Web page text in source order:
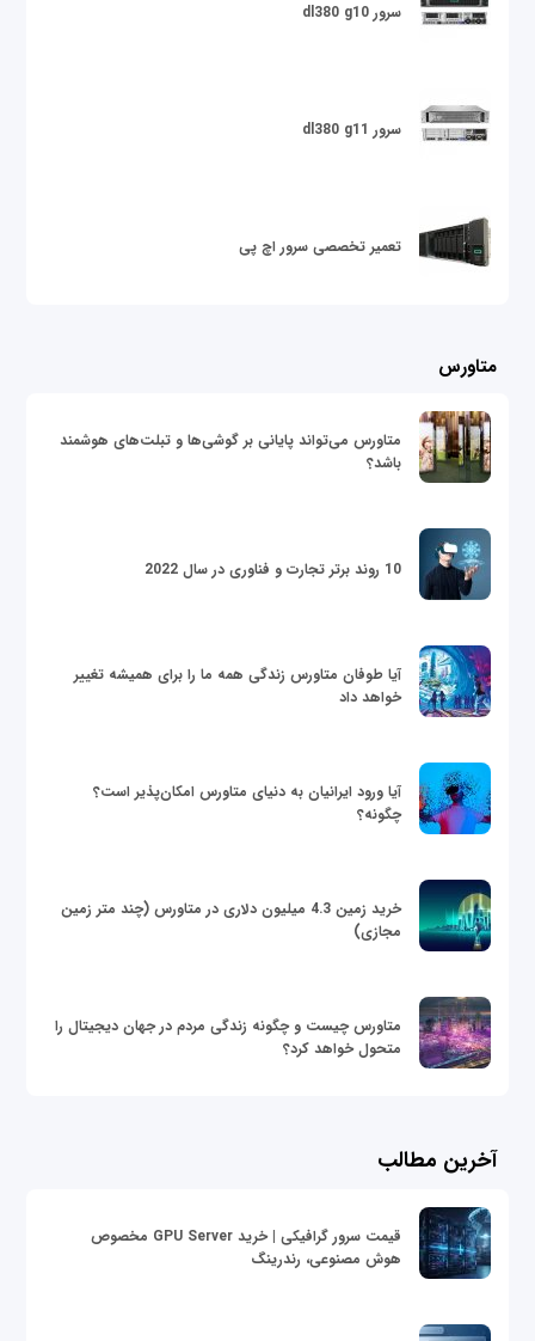
سرور dl380 g10
سرور dl380 g11
تعمیر تخصصی سرور اچ پی
متاورس
متاورس می‌تواند پایانی بر گوشی‌ها و تبلت‌های هوشمند
باشد؟
10 روند برتر تجارت و فناوری در سال 2022
آیا طوفان متاورس زندگی همه ما را برای همیشه تغییر
خواهد داد
آیا ورود ایرانیان به دنیای متاورس امکان‌پذیر است؟
چگونه؟
خرید زمین 4.3 میلیون دلاری در متاورس (چند متر زمین
مجازی)
متاورس چیست و چگونه زندگی مردم در جهان دیجیتال را
متحول خواهد کرد؟
آخرین مطالب
قیمت سرور گرافیکی | خرید GPU Server مخصوص
هوش مصنوعی، رندرینگ